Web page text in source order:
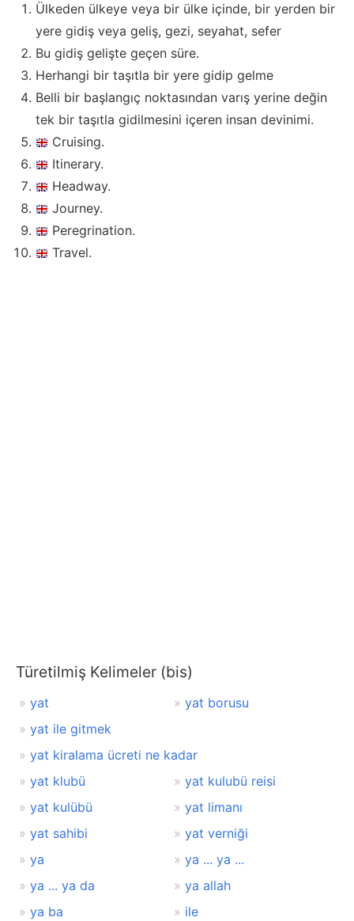
Ülkeden ülkeye veya bir ülke içinde, bir yerden bir
yere gidiş veya geliş, gezi, seyahat, sefer
Bu gidiş gelişte geçen süre.
Herhangi bir taşıtla bir yere gidip gelme
Belli bir başlangıç noktasından varış yerine değin
tek bir taşıtla gidilmesini içeren insan devinimi.
Cruising.
Itinerary.
Headway.
Journey.
Peregrination.
Travel.
Türetilmiş Kelimeler (bis)
yat
yat borusu
yat ile gitmek
yat kiralama ücreti ne kadar
yat klubü
yat kulubü reisi
yat kulübü
yat limanı
yat sahibi
yat verniği
ya
ya ... ya ...
ya ... ya da
ya allah
ya ba
ile